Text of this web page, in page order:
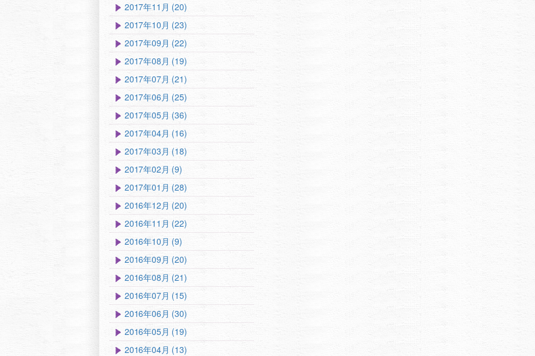
2017年11月 (20)
2017年10月 (23)
2017年09月 (22)
2017年08月 (19)
2017年07月 (21)
2017年06月 (25)
2017年05月 (36)
2017年04月 (16)
2017年03月 (18)
2017年02月 (9)
2017年01月 (28)
2016年12月 (20)
2016年11月 (22)
2016年10月 (9)
2016年09月 (20)
2016年08月 (21)
2016年07月 (15)
2016年06月 (30)
2016年05月 (19)
2016年04月 (13)